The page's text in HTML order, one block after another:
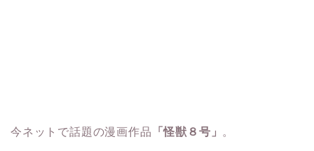
今ネットで話題の漫画作品 「怪獣８号」 。